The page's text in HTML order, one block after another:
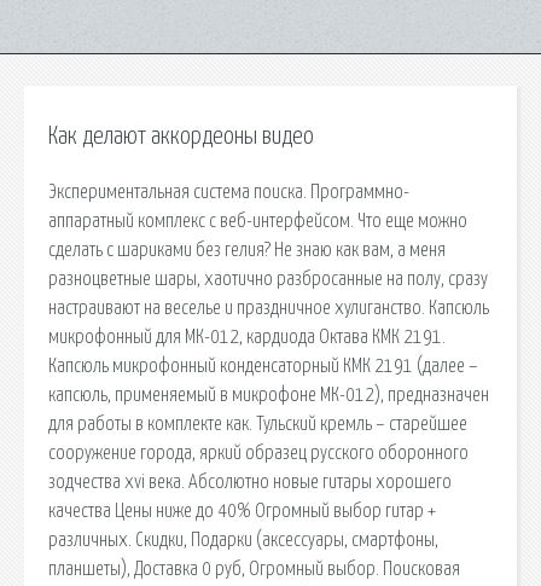
Как делают аккордеоны видео
Экспериментальная система поиска. Программно-
аппаратный комплекс с веб-интерфейсом. Что еще можно
сделать с шариками без гелия? Не знаю как вам, а меня
разноцветные шары, хаотично разбросанные на полу, сразу
настраивают на веселье и праздничное хулиганство. Капсюль
микрофонный для МК-012, кардиода Октава КМК 2191.
Капсюль микрофонный конденсаторный КМК 2191 (далее –
капсюль, применяемый в микрофоне МК-012), предназначен
для работы в комплекте как. Тульский кремль – старейшее
сооружение города, яркий образец русского оборонного
зодчества xvi века. Абсолютно новые гитары хорошего
качества Цены ниже до 40% Огромный выбор гитар +
различных. Скидки, Подарки (аксессуары, смартфоны,
планшеты), Доставка 0 руб, Огромный выбор. Поисковая